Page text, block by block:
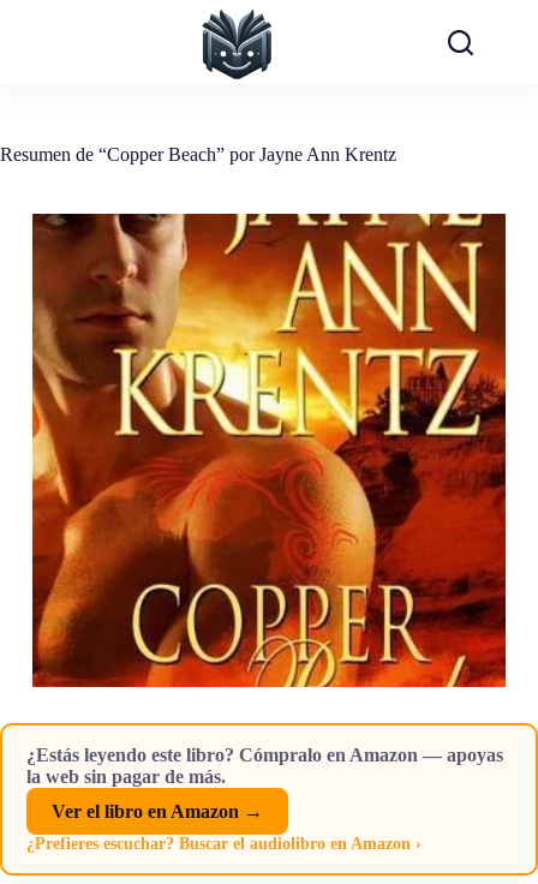
Resumen de “Copper Beach” por Jayne Ann Krentz
¿Estás leyendo este libro? Cómpralo en Amazon — apoyas
la web sin pagar de más.
Ver el libro en Amazon →
¿Prefieres escuchar? Buscar el audiolibro en Amazon ›